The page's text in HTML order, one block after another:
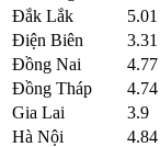
Đắk Lắk
5.01
Điện Biên
3.31
Đồng Nai
4.77
Đồng Tháp
4.74
Gia Lai
3.9
Hà Nội
4.84